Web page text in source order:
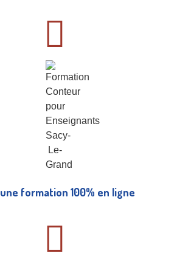
une formation 100% en ligne